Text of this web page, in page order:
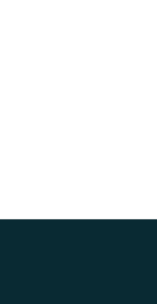
帶你做【將臨期